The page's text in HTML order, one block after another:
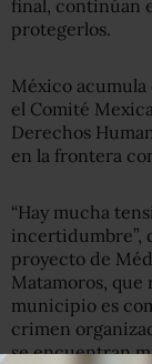
final, continúan
protegerlos.
México acumula
el Comité
Derechos
en la frontera
“Hay mucha
incertidumbre”,
proyecto de
Matamoros,
municipio es
crimen
se encuentran